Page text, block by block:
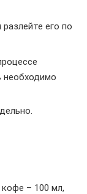
его по
необходимо
– 100 мл,